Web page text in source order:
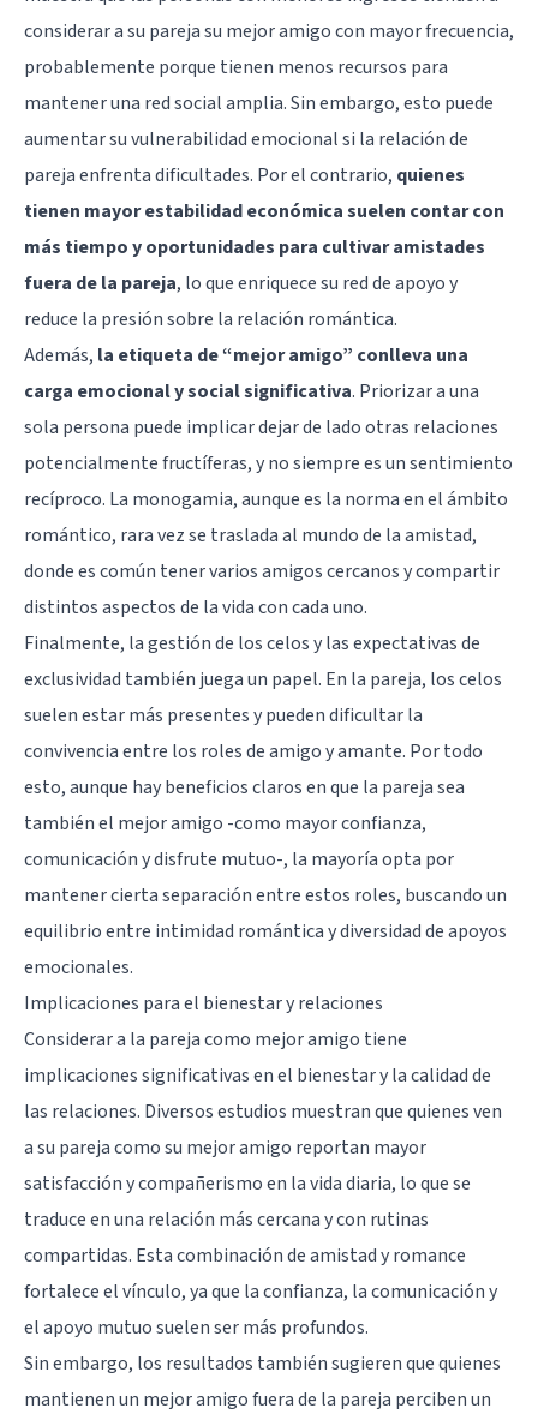
considerar a su pareja su mejor amigo con mayor frecuencia,
probablemente porque tienen menos recursos para
mantener una red social amplia. Sin embargo, esto puede
aumentar su vulnerabilidad emocional si la relación de
pareja enfrenta dificultades. Por el contrario, quienes
tienen mayor estabilidad económica suelen contar con
más tiempo y oportunidades para cultivar amistades
fuera de la pareja, lo que enriquece su red de apoyo y
reduce la presión sobre la relación romántica.
Además, la etiqueta de “mejor amigo” conlleva una
carga emocional y social significativa. Priorizar a una
sola persona puede implicar dejar de lado otras relaciones
potencialmente fructíferas, y no siempre es un sentimiento
recíproco. La monogamia, aunque es la norma en el ámbito
romántico, rara vez se traslada al mundo de la amistad,
donde es común tener varios amigos cercanos y compartir
distintos aspectos de la vida con cada uno.
Finalmente, la gestión de los celos y las expectativas de
exclusividad también juega un papel. En la pareja, los celos
suelen estar más presentes y pueden dificultar la
convivencia entre los roles de amigo y amante. Por todo
esto, aunque hay beneficios claros en que la pareja sea
también el mejor amigo -como mayor confianza,
comunicación y disfrute mutuo-, la mayoría opta por
mantener cierta separación entre estos roles, buscando un
equilibrio entre intimidad romántica y diversidad de apoyos
emocionales.
Implicaciones para el bienestar y relaciones
Considerar a la pareja como mejor amigo tiene
implicaciones significativas en el bienestar y la calidad de
las relaciones. Diversos estudios muestran que quienes ven
a su pareja como su mejor amigo reportan mayor
satisfacción y compañerismo en la vida diaria, lo que se
traduce en una relación más cercana y con rutinas
compartidas. Esta combinación de amistad y romance
fortalece el vínculo, ya que la confianza, la comunicación y
el apoyo mutuo suelen ser más profundos.
Sin embargo, los resultados también sugieren que quienes
mantienen un mejor amigo fuera de la pareja perciben un